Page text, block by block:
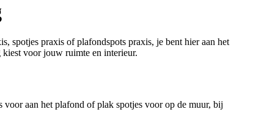
spotjes praxis of plafondspots praxis, je bent hier aan het
kiest voor jouw ruimte en interieur.
voor aan het plafond of plak spotjes voor op de muur, bij